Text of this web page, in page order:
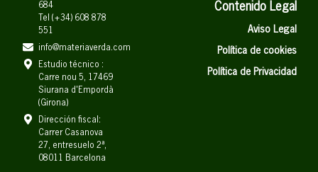
684
Tel (+34) 608 878
551
info@materiaverda.com
Estudio técnico :
Carre nou 5, 17469
Siurana d'Empordà
(Girona)
Dirección fiscal:
Carrer Casanova
27, entresuelo 2ª,
08011 Barcelona
Contenido Legal
Aviso Legal
Política de cookies
Política de Privacidad